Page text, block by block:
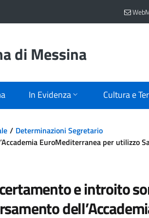
di Messina
In Evidenza Cultura e
Determinazioni Segretario
EuroMediterranea per utilizzo
e introito